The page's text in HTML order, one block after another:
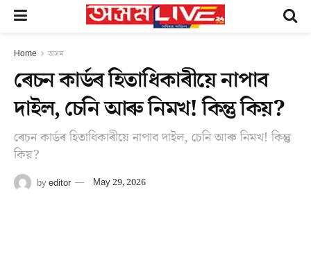
Home অসম
ৰেচন কাৰ্ডৰ হিতাধিকাৰীয়ে নাপাব
দাইল, চেনি আৰু নিমখ! কিন্তু কিয়?
ৰেচন কাৰ্ডৰ হিতাধিকাৰীয়ে নাপাব দাইল, চেনি আৰু নিমখ! কিন্তু
কিয়?
byeditor May 29, 2026